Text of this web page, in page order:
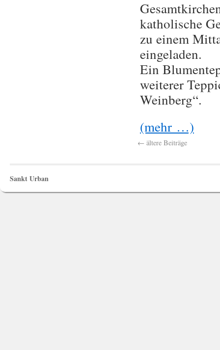
katholische
zu einem
eingeladen.
Ein
weiterer
Weinberg“.
(mehr …)
← ältere Beiträge
Sankt Urban